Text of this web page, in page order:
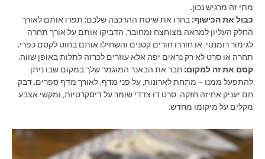
מתי זה מרגיש נכון.
כבול את הכישוף: בחרו את שיטת ההרכבה שלכם: תפרו אותם לאורך
החלק העליון למראה מצוחצח ומחובר, הדביקו אותם על אורך תחרה
לגימור רומנטי, או חוררו חורים קטנים והשחילו אותם בחוט לקסם כפרי.
תחרה או סרט לא רק נראים יפה אלא עוזרים לכרזה לתלות באופן שווה.
קסם את זה למקום: חבר את הבאנר המוגמר שלך במקום שבו ניתן
להתפעל ממנו – מתחת לארונות, על פני מדף, לאורך מדף ספרים. דבק
חם יעניק אחיזה חזקה, סרט דו צדדי שומר על דיסקרטיות, ומקשי אצבע
מקלים על מיקומו מחדש.